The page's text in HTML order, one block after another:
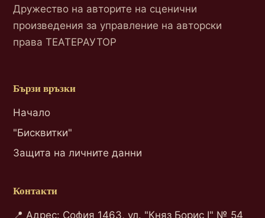
Дружество на авторите на сценични
произведения за управление на авторски
права ТЕАТЕРАУТОР
Бързи връзки
Начало
"Бисквитки"
Защита на личните данни
Контакти
📍 Адрес: София 1463, ул. "Княз Борис I" № 54